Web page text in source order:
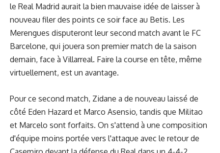
le Real Madrid aurait la bien mauvaise idée de laisser à
nouveau filer des points ce soir face au Betis. Les
Merengues disputeront leur second match avant le FC
Barcelone, qui jouera son premier match de la saison
demain, face à Villarreal. Faire la course en tête, même
virtuellement, est un avantage.
Pour ce second match, Zidane a de nouveau laissé de
côté Eden Hazard et Marco Asensio, tandis que Militao
et Marcelo sont forfaits. On s'attend à une composition
d'équipe moins portée vers l'attaque avec le retour de